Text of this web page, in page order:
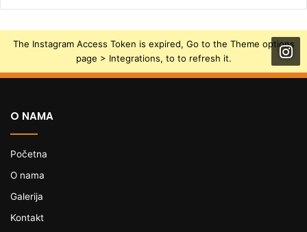
The Instagram Access Token is expired, Go to the Theme options
page > Integrations, to to refresh it.
O NAMA
Početna
O nama
Galerija
Kontakt